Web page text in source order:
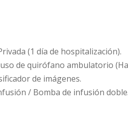
(1 día de hospitalización).
de quirófano ambulatorio
de imágenes.
/ Bomba de infusión doble.